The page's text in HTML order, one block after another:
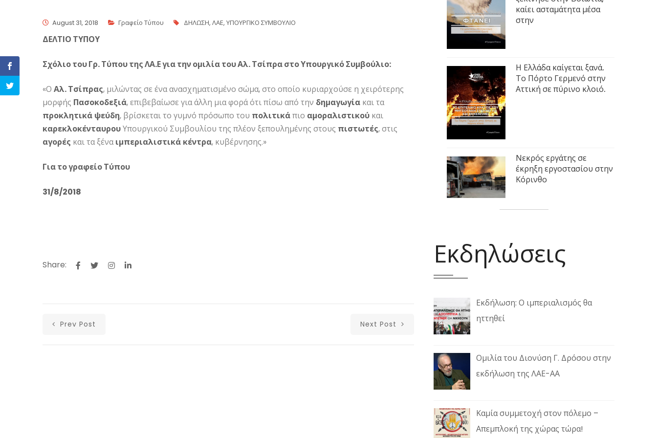
August 31, 2018 Γραφείο Τύπου ΔΗΛΩΣΗ, ΛΑΕ, ΥΠΟΥΡΓΙΚΟ ΣΥΜΒΟΥΛΙΟ
ΔΕΛΤΙΟ ΤΥΠΟΥ
Σχόλιο του Γρ. Τύπου της ΛΑ.Ε για την ομιλία του Αλ. Τσίπρα στο Υπουργικό Συμβούλιο:
«Ο Αλ. Τσίπρας, μιλώντας σε ένα ανασχηματισμένο σώμα, στο οποίο κυριαρχούσε η χειρότερης
μορφής Πασοκοδεξιά, επιβεβαίωσε για άλλη μια φορά ότι πίσω από την δημαγωγία και τα
προκλητικά ψεύδη, βρίσκεται το γυμνό πρόσωπο του πολιτικάπιο αμοραλιστικού και
καρεκλοκένταυρουΥπουργικού Συμβουλίου της πλέον ξεπουλημένης στους πιστωτές, στις
αγορές και τα ξέναιμπεριαλιστικά κέντρα, κυβέρνησης.»
Για το γραφείο Τύπου
31/8/2018
Share:
Prev Post Next Post
καίει ασταμάτητα μέσα
στην
Η Ελλάδα καίγεται ξανά.
Το Πόρτο Γερμενό στην
Αττική σε πύρινο κλοιό.
Νεκρός εργάτης σε
έκρηξη εργοστασίου στην
Κόρινθο
Εκδηλώσεις
Εκδήλωση: Ο ιμπεριαλισμός θα
ηττηθεί
Ομιλία του Διονύση Γ. Δρόσου στην
εκδήλωση της ΛΑΕ-ΑΑ
Καμία συμμετοχή στον πόλεμο –
Απεμπλοκή της χώρας τώρα!